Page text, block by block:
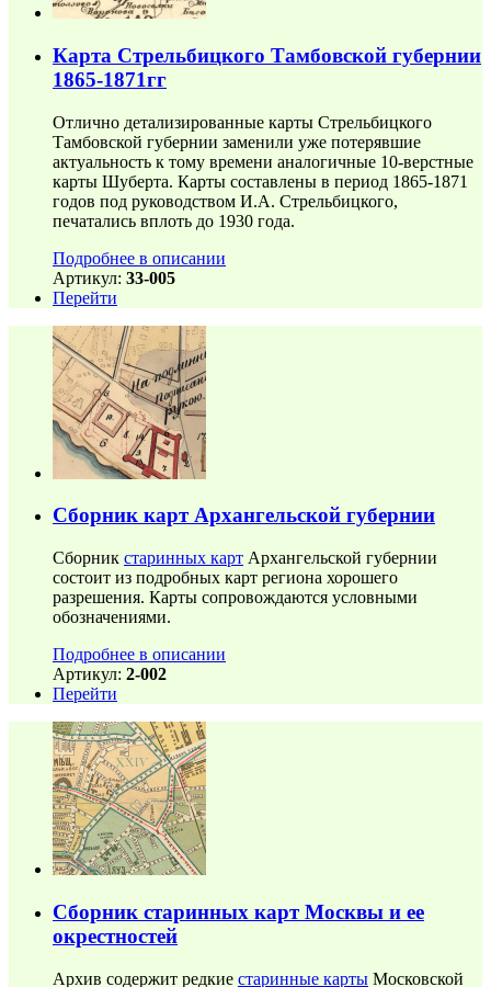
Карта Стрельбицкого Тамбовской губернии
1865-1871гг
Отлично детализированные карты Стрельбицкого
Тамбовской губернии заменили уже потерявшие
актуальность к тому времени аналогичные 10-верстные
карты Шуберта. Карты составлены в период 1865-1871
годов под руководством И.А. Стрельбицкого,
печатались вплоть до 1930 года.
Подробнее в описании
Артикул: 33-005
Перейти
Сборник карт Архангельской губернии
Сборник старинных карт Архангельской губернии
состоит из подробных карт региона хорошего
разрешения. Карты сопровождаются условными
обозначениями.
Подробнее в описании
Артикул: 2-002
Перейти
Сборник старинных карт Москвы и ее
окрестностей
Архив содержит редкие старинные карты Московской